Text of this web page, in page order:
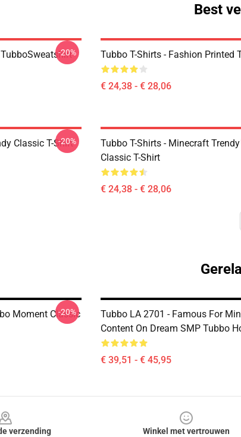
Best
-20% Tubbo T-Shirts - Fashion Printed
€ 24,38 - € 28,06
Classic T-Shirt
-20%
Tubbo T-Shirts - Minecraft Trendy
Classic T-Shirt
€ 24,38 - € 28,06
Moment Classic
-20%
Tubbo LA 2701 - Famous For
Content On Dream SMP Tubbo
€ 39,51 - € 45,95
verzending Winkel met vertrouwen